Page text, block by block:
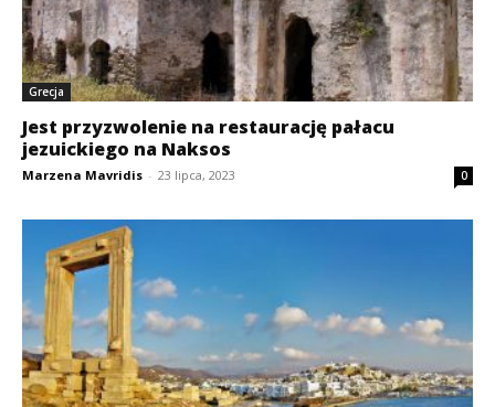
Grecja
Jest przyzwolenie na restaurację pałacu
jezuickiego na Naksos
Marzena Mavridis - 23 lipca, 2023 0